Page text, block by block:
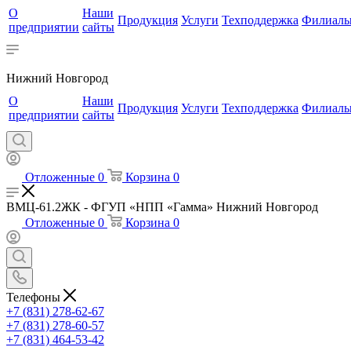
О
предприятии
Наши
сайты
Продукция Услуги Техподдержка
Нижний Новгород
О
предприятии
Наши
сайты
Продукция Услуги Техподдержка
Отложенные 0 Корзина 0
ВМЦ-61.2ЖК - ФГУП «НПП «Гамма» Нижний Новгород
Отложенные 0 Корзина 0
Телефоны
+7 (831) 278-62-67
+7 (831) 278-60-57
+7 (831) 464-53-42